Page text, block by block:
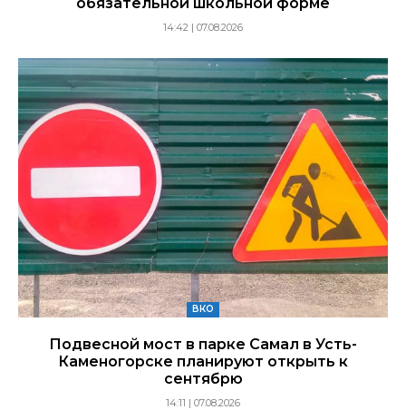
14:42 | 07.08.2026
ВКО
Подвесной мост в парке Самал в Усть-
Каменогорске планируют открыть к
сентябрю
14:11 | 07.08.2026